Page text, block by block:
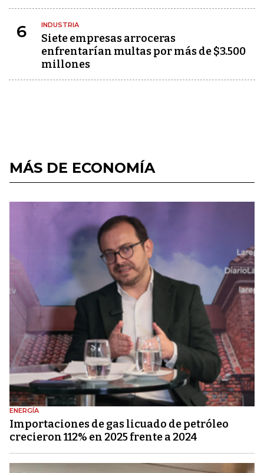
6 INDUSTRIA
Siete empresas arroceras
enfrentarían multas por más de $3.500
millones
MÁS DE ECONOMÍA
ENERGÍA
Importaciones de gas licuado de petróleo
crecieron 112% en 2025 frente a 2024